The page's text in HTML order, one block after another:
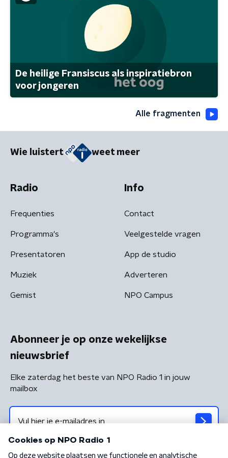
De heilige Fransiscus als inspiratiebron
voor jongeren
Alle fragmenten
Wie luistert weet meer
Radio
Frequenties
Programma's
Presentatoren
Muziek
Gemist
Info
Contact
Veelgestelde vragen
App de studio
Adverteren
NPO Campus
Abonneer je op onze wekelijkse
nieuwsbrief
Elke zaterdag het beste van NPO Radio 1 in jouw
mailbox